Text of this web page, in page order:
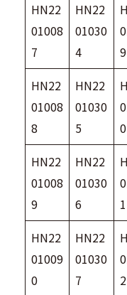
HN22
01008
7
HN22
01030
4
HN22
01008
8
HN22
01030
5
HN22
01008
9
HN22
01030
6
HN22
01009
0
HN22
01030
7